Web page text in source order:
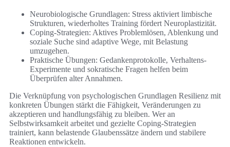
Neurobiologische Grundlagen: Stress aktiviert limbische
Strukturen, wiederholtes Training fördert Neuroplastizität.
Coping-Strategien: Aktives Problemlösen, Ablenkung und
soziale Suche sind adaptive Wege, mit Belastung
umzugehen.
Praktische Übungen: Gedankenprotokolle, Verhaltens-
Experimente und sokratische Fragen helfen beim
Überprüfen alter Annahmen.
Die Verknüpfung von psychologischen Grundlagen Resilienz mit
konkreten Übungen stärkt die Fähigkeit, Veränderungen zu
akzeptieren und handlungsfähig zu bleiben. Wer an
Selbstwirksamkeit arbeitet und gezielte Coping-Strategien
trainiert, kann belastende Glaubenssätze ändern und stabilere
Reaktionen entwickeln.